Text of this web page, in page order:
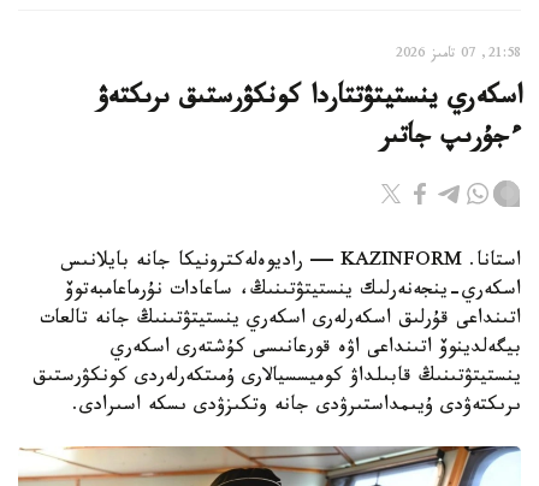
21:58, 07 تامىز 2026
اسكەري ينستيتۋتتاردا كونكۋرستىق ىرىكتەۋ
ءجۇرىپ جاتىر
استانا. KAZINFORM — راديوەلەكترونيكا جانە بايلانىس
اسكەري-ينجەنەرلىك ينستيتۋتىنىڭ، ساعادات نۇرماعامبەتوۆ
اتىنداعى قۇرلىق اسكەرلەرى اسكەري ينستيتۋتىنىڭ جانە تالعات
بيگەلدينوۆ اتىنداعى اۋە قورعانىسى كۇشتەرى اسكەري
ينستيتۋتىنىڭ قابىلداۋ كوميسسيالارى ۇمىتكەرلەردى كونكۋرستىق
ىرىكتەۋدى ۇيىمداستىرۋدى جانە وتكىزۋدى ىسكە اسىرادى.